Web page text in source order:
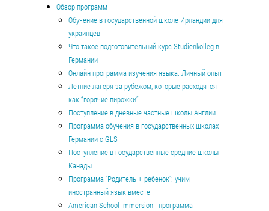
Перейти к основному содержанию
Обзор программ
Обучение в государственной школе Ирландии для
украинцев
Что такое подготовительний курс Studienkolleg в
Германии
Онлайн программа изучения языка. Личный опыт
Летние лагеря за рубежом, которые расходятся
как “горячие пирожки”
Поступление в дневные частные школы Англии
Программа обучения в государственных школах
Германии с GLS
Поступление в государственные средние школы
Канады
Программа "Родитель + ребенок": учим
иностранный язык вместе
American School Immersion - программа-